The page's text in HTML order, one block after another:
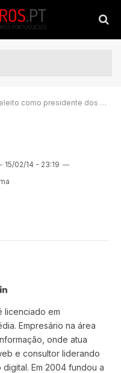
presidente dos bombeiros de Mangualde
15/02/14 - 23:19
LinkedIn
licenciado em
Empresário na área
onde atua
e consultor liderando
Em 2004 fundou a